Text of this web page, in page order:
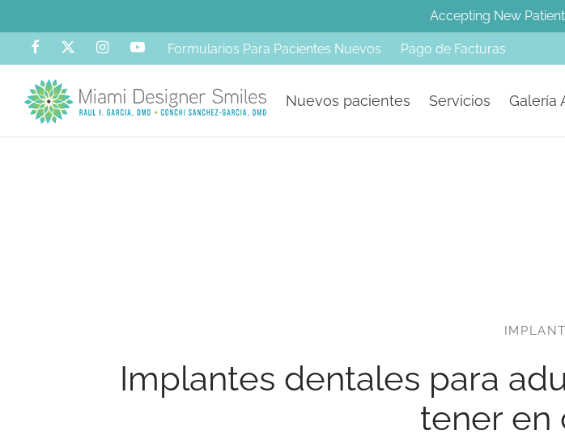
Amazing Before &
Formularios Para Pacientes Nuevos Pago de Facturas
Nuevos pacientes Servicios Galería
Implantes dentales para
tener en